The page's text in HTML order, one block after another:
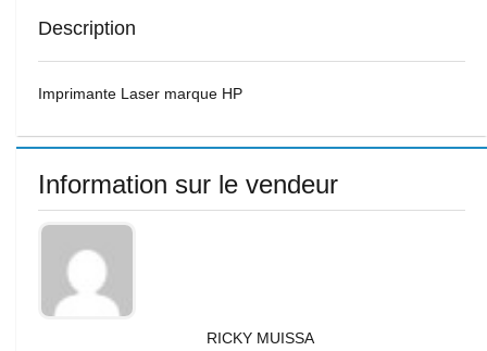
Description
Imprimante Laser marque HP
Information sur le vendeur
RICKY MUISSA